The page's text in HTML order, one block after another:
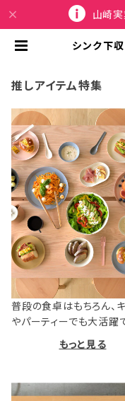
山崎
シンク下
推しアイテム特集
普段の食卓はもちろん、
やパーティーでも大活躍で
もっと見る